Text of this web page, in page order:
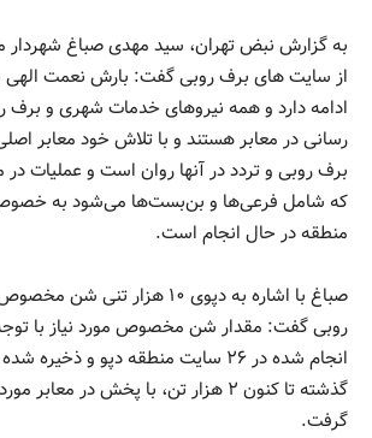
به گزارش نبض تهران، سید مهدی صباغ شهردار
از سایت های برف روبی گفت: بارش نعمت الهی
ادامه دارد و همه نیروهای خدمات شهری و
رسانی در معابر هستند و با تلاش خود معابر
برف روبی و تردد در آنها روان است و عملیات
که شامل فرعی‌ها و بن‌بست‌ها می‌شود به
منطقه در حال انجام است.
صباغ با اشاره به دپوی ۱۰ هزار
روبی گفت: مقدار شن مخصوص مورد نیاز با
انجام شده در ۲۶ سایت منطقه دپو و
گذشته تا کنون ۲ هزار تن، با پخش در
گرفت.